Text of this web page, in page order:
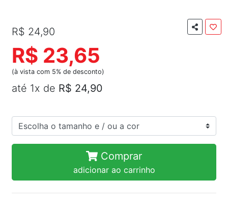
R$ 24,90
R$ 23,65
(à vista com 5% de desconto)
até 1x de R$ 24,90
Comprar
adicionar ao carrinho